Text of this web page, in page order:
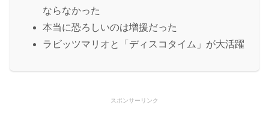
ならなかった
本当に恐ろしいのは増援だった
ラビッツマリオと「ディスコタイム」が大活躍
スポンサーリンク